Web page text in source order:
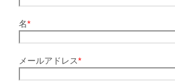
名*
メールアドレス*